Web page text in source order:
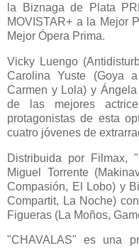
la Biznaga de Plata
MOVISTAR+ a la Mejor
Mejor Ópera Prima.
Vicky Luengo
Carolina Yuste (Goya
Carmen y Lola) y
de las mejores
protagonistas de esta
cuatro jóvenes de
Distribuida por Filmax,
Miguel Torrente
Compasión, El Lobo) y
Compartit, La Noche)
Figueras (La Moños,
"CHAVALAS" es una